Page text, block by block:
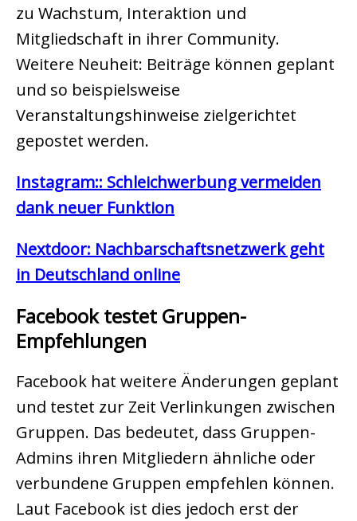
zu Wachstum, Interaktion und
Mitgliedschaft in ihrer Community.
Weitere Neuheit: Beiträge können geplant
und so beispielsweise
Veranstaltungshinweise zielgerichtet
gepostet werden.
Instagram:: Schleichwerbung vermeiden
dank neuer Funktion
Nextdoor: Nachbarschaftsnetzwerk geht
in Deutschland online
Facebook testet Gruppen-
Empfehlungen
Facebook hat weitere Änderungen geplant
und testet zur Zeit Verlinkungen zwischen
Gruppen. Das bedeutet, dass Gruppen-
Admins ihren Mitgliedern ähnliche oder
verbundene Gruppen empfehlen können.
Laut Facebook ist dies jedoch erst der